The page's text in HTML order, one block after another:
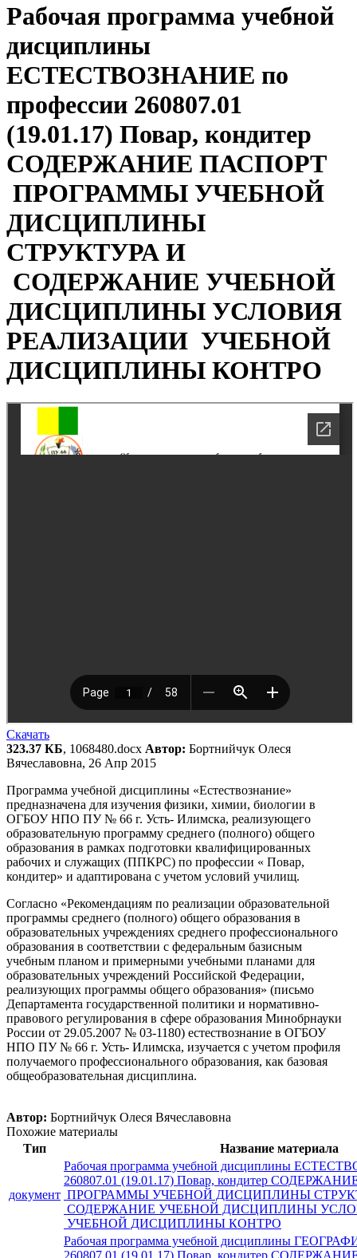
Рабочая программа учебной
дисциплины
ЕСТЕСТВОЗНАНИЕ по
профессии 260807.01
(19.01.17) Повар, кондитер
СОДЕРЖАНИЕ ПАСПОРТ
ПРОГРАММЫ УЧЕБНОЙ
ДИСЦИПЛИНЫ
СТРУКТУРА И
СОДЕРЖАНИЕ УЧЕБНОЙ
ДИСЦИПЛИНЫ УСЛОВИЯ
РЕАЛИЗАЦИИ УЧЕБНОЙ
ДИСЦИПЛИНЫ КОНТРО
Скачать
323.37 КБ, 1068480.docx Автор: Бортнийчук Олеся
Вячеславовна, 26 Апр 2015
Программа учебной дисциплины «Естествознание»
предназначена для изучения физики, химии, биологии в
ОГБОУ НПО ПУ № 66 г. Усть- Илимска, реализующего
образовательную программу среднего (полного) общего
образования в рамках подготовки квалифицированных
рабочих и служащих (ППКРС) по профессии « Повар,
кондитер» и адаптирована с учетом условий училищ.
Согласно «Рекомендациям по реализации образовательной
программы среднего (полного) общего образования в
образовательных учреждениях среднего профессионального
образования в соответствии с федеральным базисным
учебным планом и примерными учебными планами для
образовательных учреждений Российской Федерации,
реализующих программы общего образования» (письмо
Департамента государственной политики и нормативно-
правового регулирования в сфере образования Минобрнауки
России от 29.05.2007 № 03-1180) естествознание в ОГБОУ
НПО ПУ № 66 г. Усть- Илимска, изучается с учетом профиля
получаемого профессионального образования, как базовая
общеобразовательная дисциплина.
Автор: Бортнийчук Олеся Вячеславовна
Похожие материалы
Тип
Название материала
документ
Рабочая программа учебной дисциплины
260807.01 (19.01.17) Повар, кондитер
ПРОГРАММЫ УЧЕБНОЙ ДИСЦИПЛИНЫ
СОДЕРЖАНИЕ УЧЕБНОЙ ДИСЦИПЛИНЫ
УЧЕБНОЙ ДИСЦИПЛИНЫ КОНТРО
Рабочая программа учебной дисциплины